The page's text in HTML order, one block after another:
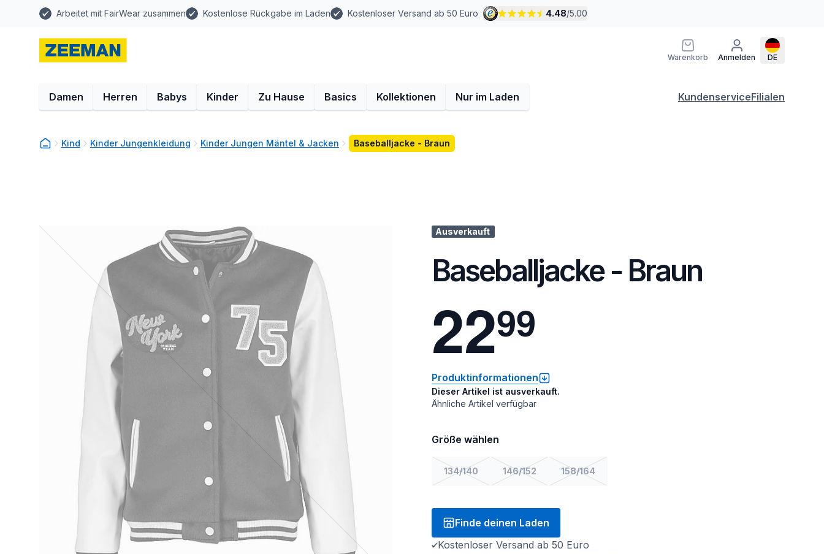
Arbeitet mit FairWear zusammen Kostenlose Rückgabe im Laden Kostenloser Versand ab 50 Euro 4.48/5.00
Warenkorb Anmelden DE
Damen Herren Babys Kinder Zu Hause Basics Kollektionen Nur im Laden KundenserviceFilialen
Kind Kinder Jungenkleidung Kinder Jungen Mäntel & Jacken Baseballjacke - Braun
Ausverkauft
Baseballjacke - Braun
2299
Produktinformationen
Dieser Artikel ist ausverkauft.
Ähnliche Artikel verfügbar
Größe wählen
134/140 146/152 158/164
Finde deinen Laden
Kostenloser Versand ab 50 Euro